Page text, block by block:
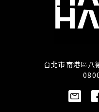
台北市南港區八